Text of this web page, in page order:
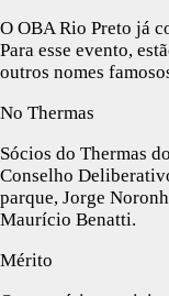
O OBA Rio Preto já
Para esse evento,
outros nomes
No Thermas
Sócios do Thermas
Conselho
parque, Jorge
Maurício Benatti.
Mérito